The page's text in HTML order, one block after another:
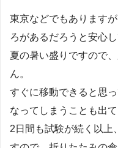
東京などでもあります
ろがあるだろうと安心
夏の暑い盛りですので
ん。
すぐに移動できると思
なってしまうことも出て
2日間も試験が続く以上